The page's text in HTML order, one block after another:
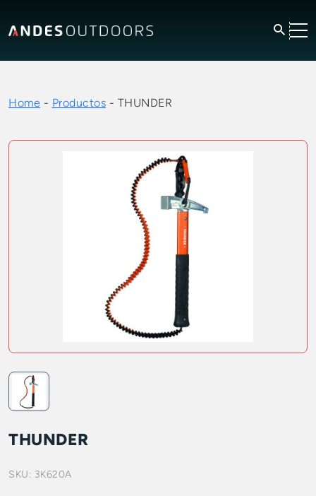
Home - Productos - THUNDER
THUNDER
SKU: 3K620A